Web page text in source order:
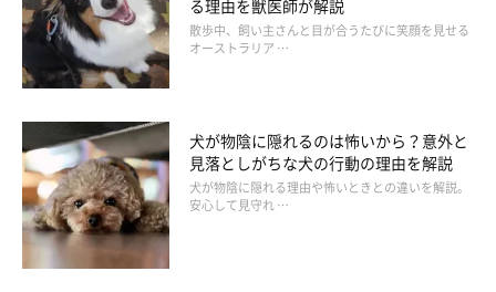
当時の出来事について飼い主さんに話を聞くと、飼い主さんの5
歳の娘さんが「世界はどうなってるのか」を知りたがっていたと
だね」なんて話をしながら地球儀をクルクル回していたときに、
あずきちゃんのあのような姿が見られたそうです。
飼い主さん：
「私たちの姿を見てまねをしたのかわかりませんが、あずきは自
る理由を獣医師が解説
散歩中、飼い主さんと目が合うたびに笑顔を見せる
オーストラリア …
犬が物陰に隠れるのは怖いから？意外と
見落としがちな犬の行動の理由を解説
犬が物陰に隠れる理由や怖いときとの違いを解説。
安心して見守れ …